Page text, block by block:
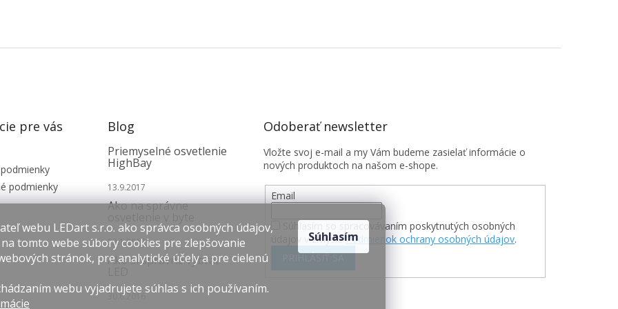
webu LEDart s.r.o. ako správca osobných údajov,
tomto webe súbory cookies pre zlepšovanie
stránok, pre analytické účely a pre cielenú
webu vyjadrujete súhlas s ich používaním.
Súhlasím
pre vás
podmienky
Blog
Priemyselné osvetlenie
HighBay
13.9.2017
Ako na správne
12.1.2017
Ako si správne vybrať
30.8.2016
Odoberať newsletter
Vložte svoj e-mail a my Vám budeme zasielať informácie o
nových produktoch na našom e-shope.
Email
Súhlasím so spracovávaním poskytnutých osobných
údajov v zmyslePodmienok ochrany osobných údajov.
PRIHLÁSIŤ SA